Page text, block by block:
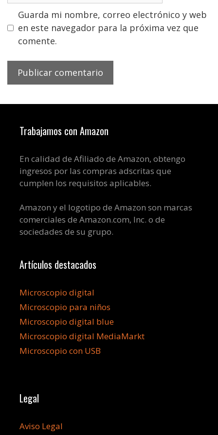
Guarda mi nombre, correo electrónico y web
en este navegador para la próxima vez que
comente.
Trabajamos con Amazon
En calidad de Afiliado de Amazon, obtengo
ingresos por las compras adscritas que
cumplen los requisitos aplicables.
Amazon y el logotipo de Amazon son marcas
comerciales de Amazon.com, Inc. o de
sociedades de su grupo.
Artículos destacados
Microscopio digital
Microscopio para niños
Microscopio digital blue
Microscopio digital MediaMarkt
Microscopio con USB
Legal
Aviso Legal